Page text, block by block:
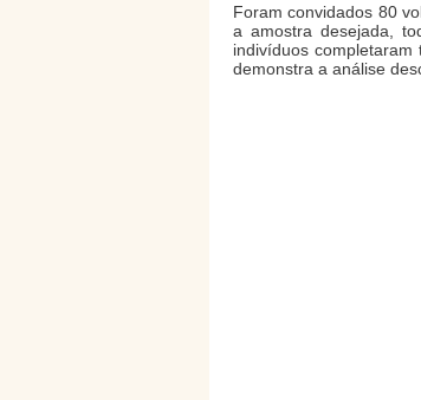
Foram convidados 80
a amostra desejada,
indivíduos
demonstra a análise